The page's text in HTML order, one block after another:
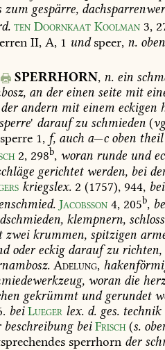
,f.
zum gespärre,
ten Doornkaat Koolman 3,
II, A, 1 undspeer, n. oben
SPERRHORN, n. ein
an dereinen seite mit
derandern miteinem eckigen
' daraufzu schmieden (
1, f, auch a—coben theil
2, 298b, woran runde und
gerichtetwerden, bei
kriegslex. 2 (1757), 944,
Jacobsson 4, 205b,
klempnern,
zweikrummen, spitzigen
odereckigdaraufzu richten,
Adelung,
woran die
gekrümmtundgerundet
. bei Lueger lex. d. ges. technik
beschreibungbei Frisch (s.
sperrhorn der